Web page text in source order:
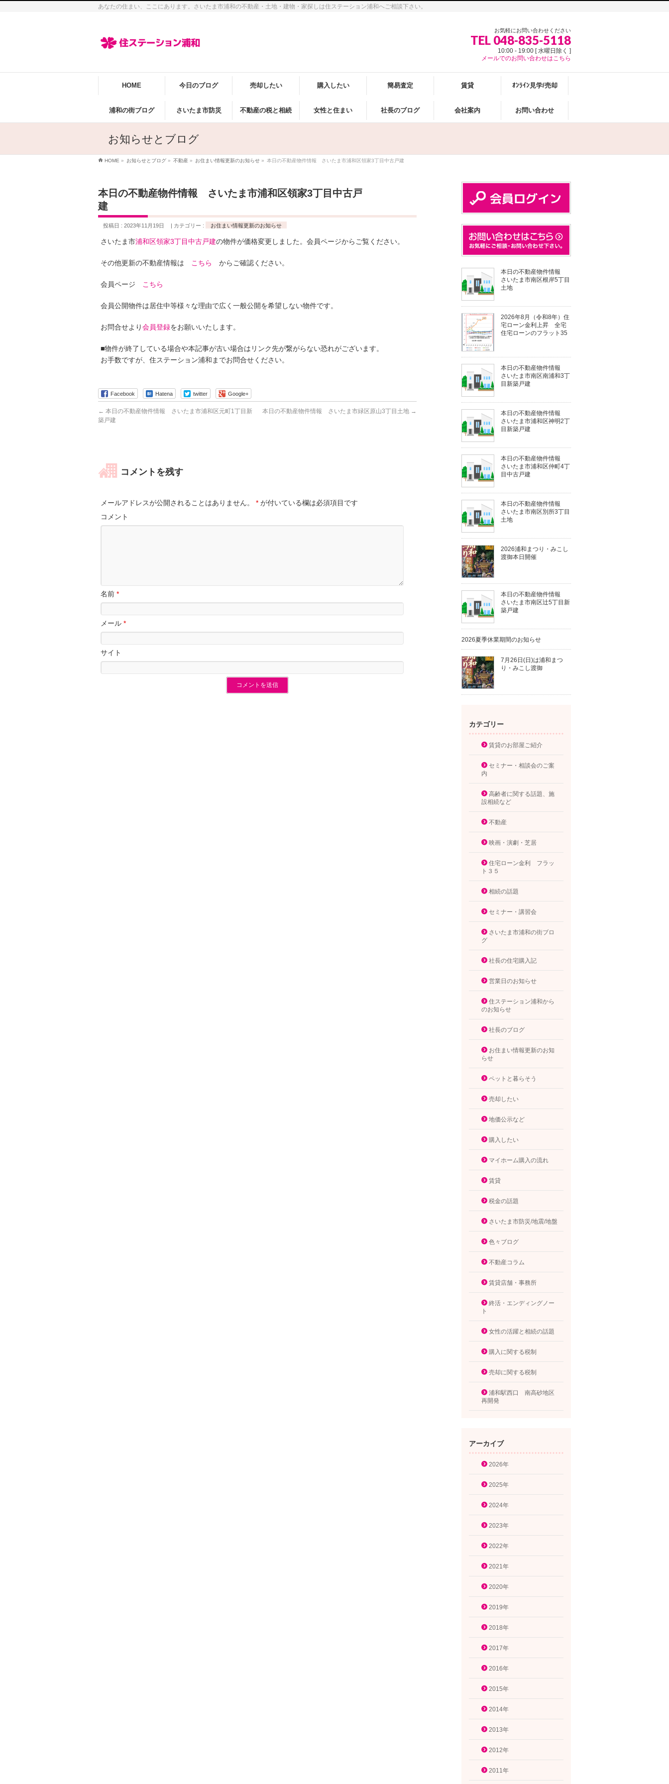
あなたの住まい、ここにあります。さいたま市浦和の不動産・土地・建物・家探しは住ステーション浦和へご相談下さい。
お気軽にお問い合わせください
TEL 048-835-5118
10:00 - 19:00 [ 水曜日除く ]
メールでのお問い合わせはこちら
HOME 今日のブログ 売却したい 購入したい 簡易査定 賃貸 ｵﾝﾗｲﾝ見学/売却
浦和の街ブログ さいたま市防災 不動産の税と相続 女性と住まい 社長のブログ 会社案内 お問い合わせ
お知らせとブログ
HOME » お知らせとブログ » 不動産 » お住まい情報更新のお知らせ » 本日の不動産物件情報 さいたま市浦和区領家3丁目中古戸建
本日の不動産物件情報 さいたま市浦和区領家3丁目中古戸
建
投稿日 : 2023年11月19日 カテゴリー : お住まい情報更新のお知らせ
さいたま市浦和区領家3丁目中古戸建の物件が価格変更しました。会員ページからご覧ください。
その他更新の不動産情報は こちら からご確認ください。
会員ページ こちら
会員公開物件は居住中等様々な理由で広く一般公開を希望しない物件です。
お問合せより会員登録をお願いいたします。
■物件が終了している場合や本記事が古い場合はリンク先が繋がらない恐れがございます。
お手数ですが、住ステーション浦和までお問合せください。
Facebook Hatena twitter Google+
← 本日の不動産物件情報 さいたま市浦和区元町1丁目新
築戸建
本日の不動産物件情報 さいたま市緑区原山3丁目土地 →
コメントを残す
メールアドレスが公開されることはありません。 * が付いている欄は必須項目です
コメント
名前 *
メール *
サイト
本日の不動産物件情報
さいたま市南区根岸5丁目
土地
2026年8月（令和8年）住
宅ローン金利上昇 全宅
住宅ローンのフラット35
本日の不動産物件情報
さいたま市南区南浦和3丁
目新築戸建
本日の不動産物件情報
さいたま市浦和区神明2丁
目新築戸建
本日の不動産物件情報
さいたま市浦和区仲町4丁
目中古戸建
本日の不動産物件情報
さいたま市南区別所3丁目
土地
2026浦和まつり・みこし
渡御本日開催
本日の不動産物件情報
さいたま市南区辻5丁目新
築戸建
2026夏季休業期間のお知らせ
7月26日(日)は浦和まつ
り・みこし渡御
カテゴリー
賃貸のお部屋ご紹介
セミナー・相談会のご案
内
高齢者に関する話題、施
設相続など
不動産
映画・演劇・芝居
住宅ローン金利 フラッ
ト３５
相続の話題
セミナー・講習会
さいたま市浦和の街ブロ
グ
社長の住宅購入記
営業日のお知らせ
住ステーション浦和から
のお知らせ
社長のブログ
お住まい情報更新のお知
らせ
ペットと暮らそう
売却したい
地価公示など
購入したい
マイホーム購入の流れ
賃貸
税金の話題
さいたま市防災/地震/地盤
色々ブログ
不動産コラム
賃貸店舗・事務所
終活・エンディングノー
ト
女性の活躍と相続の話題
購入に関する税制
売却に関する税制
浦和駅西口 南高砂地区
再開発
アーカイブ
2026年
2025年
2024年
2023年
2022年
2021年
2020年
2019年
2018年
2017年
2016年
2015年
2014年
2013年
2012年
2011年